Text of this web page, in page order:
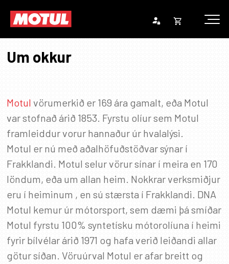
Endurheimta lykilorð
Opna
Karfan þín
Karfan er tóm.
Um okkur
Motul vörumerkið er 169 ára gamalt, eða Motul
var stofnað árið 1853. Fyrstu olíur sem Motul
framleiddur vorur hannaður úr hvalalýsi.
Motul er nú með aðalhöfuðstöðvar sýnar í
Frakklandi. Motul selur vörur sínar í meira en 170
löndum, eða um allan heim. Nokkrar verksmiðjur
eru í heiminum , en sú stærsta í Frakklandi. DNA
Motul kemur úr mótorsport, sem dæmi þá smíðar
Motul fyrstu 100% syntetísku mótorolíuna í heimi
fyrir bílvélar árið 1971 og hafa verið leiðandi allar
götur síðan. Vöruúrval Motul er afar breitt og